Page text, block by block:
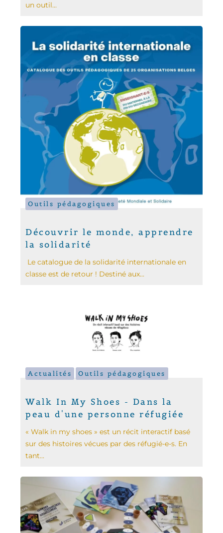
un outil...
Outils pédagogiques
Découvrir le monde, apprendre
la solidarité
Le catalogue de la solidarité internationale en
classe est de retour ! Destiné aux...
Actualités Outils pédagogiques
Walk In My Shoes - Dans la
peau d'une personne réfugiée
« Walk in my shoes » est un récit interactif basé
sur des histoires vécues par des réfugié-e-s. En
tant...